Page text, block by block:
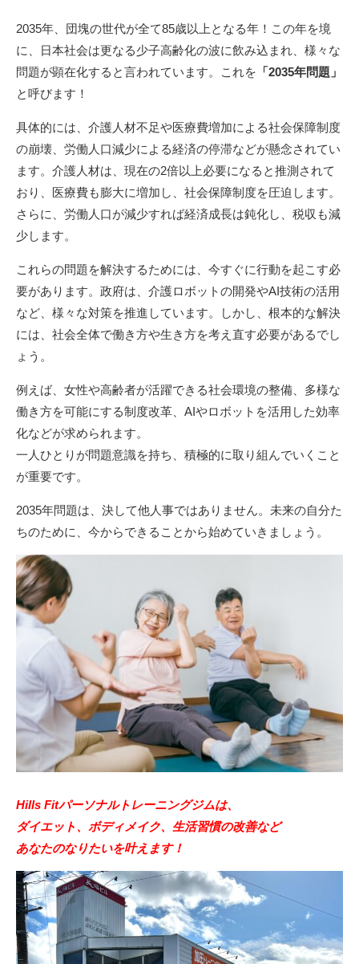
2035年、団塊の世代が全て85歳以上となる年！この年を境
に、日本社会は更なる少子高齢化の波に飲み込まれ、様々な
問題が顕在化すると言われています。これを 「2035年問題」
と呼びます！
具体的には、介護人材不足や医療費増加による社会保障制度
の崩壊、労働人口減少による経済の停滞などが懸念されてい
ます。介護人材は、現在の2倍以上必要になると推測されて
おり、医療費も膨大に増加し、社会保障制度を圧迫します。
さらに、労働人口が減少すれば経済成長は鈍化し、税収も減
少します。
これらの問題を解決するためには、今すぐに行動を起こす必
要があります。政府は、介護ロボットの開発やAI技術の活用
など、様々な対策を推進しています。しかし、根本的な解決
には、社会全体で働き方や生き方を考え直す必要があるでし
ょう。
例えば、女性や高齢者が活躍できる社会環境の整備、多様な
働き方を可能にする制度改革、AIやロボットを活用した効率
化などが求められます。
一人ひとりが問題意識を持ち、積極的に取り組んでいくこと
が重要です。
2035年問題は、決して他人事ではありません。未来の自分た
ちのために、今からできることから始めていきましょう。
Hills Fitパーソナルトレーニングジムは、
ダイエット、ボディメイク、生活習慣の改善など
あなたのなりたいを叶えます！